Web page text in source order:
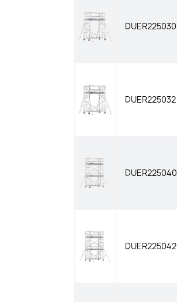
DUER225030
DUER225032
DUER225040
DUER225042